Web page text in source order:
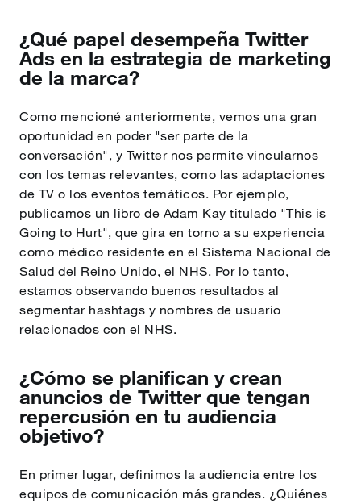
¿Qué papel desempeña Twitter
Ads en la estrategia de marketing
de la marca?
Como mencioné anteriormente, vemos una gran
oportunidad en poder "ser parte de la
conversación", y Twitter nos permite vincularnos
con los temas relevantes, como las adaptaciones
de TV o los eventos temáticos. Por ejemplo,
publicamos un libro de Adam Kay titulado "This is
Going to Hurt", que gira en torno a su experiencia
como médico residente en el Sistema Nacional de
Salud del Reino Unido, el NHS. Por lo tanto,
estamos observando buenos resultados al
segmentar hashtags y nombres de usuario
relacionados con el NHS.
¿Cómo se planifican y crean
anuncios de Twitter que tengan
repercusión en tu audiencia
objetivo?
En primer lugar, definimos la audiencia entre los
equipos de comunicación más grandes. ¿Quiénes